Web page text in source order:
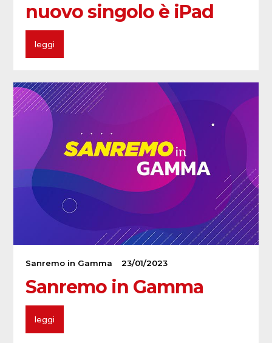
nuovo singolo è iPad
leggi
Sanremo in Gamma 23/01/2023
Sanremo in Gamma
leggi